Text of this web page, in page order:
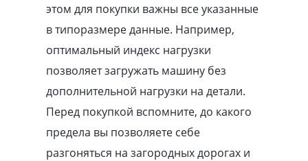
этом для покупки важны все указанные
в типоразмере данные. Например,
оптимальный индекс нагрузки
позволяет загружать машину без
дополнительной нагрузки на детали.
Перед покупкой вспомните, до какого
предела вы позволяете себе
разгоняться на загородных дорогах и